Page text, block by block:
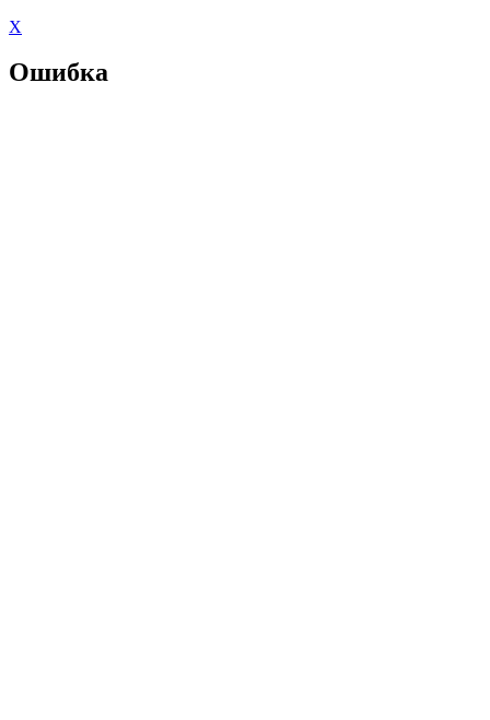
X
Ошибка